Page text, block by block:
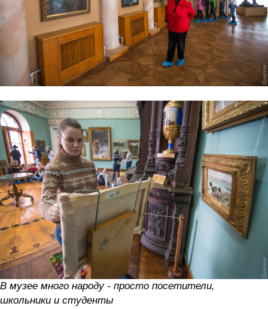
В музее много народу - просто посетители,
школьники и студенты